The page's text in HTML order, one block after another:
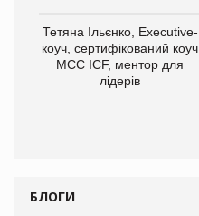
Тетяна Ільєнко, Executive-
коуч, сертифікований коуч
МСС ICF, ментор для
лідерів
БЛОГИ